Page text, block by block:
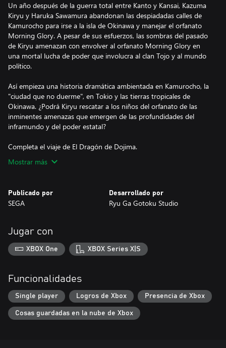
Un año después de la guerra total entre Kanto y Kansai, Kazuma
Kiryu y Haruka Sawamura abandonan las despiadadas calles de
Kamurocho para irse a la isla de Okinawa y manejar el orfanato
Morning Glory. A pesar de sus esfuerzos, las sombras del pasado
de Kiryu amenazan con envolver al orfanato Morning Glory en
una mortal lucha de poder que involucra al clan Tojo y al mundo
político.
Así empieza una historia dramática ambientada en Kamurocho, la
"ciudad que no duerme", en Tokio y las tierras tropicales de
Okinawa. ¿Podrá Kiryu rescatar a los niños del orfanato de las
inminentes amenazas que emergen de las profundidades del
inframundo y del poder estatal?
Completa el viaje de El Dragón de Dojima.
Mostrar más
Publicado por
SEGA
Desarrollado por
Ryu Ga Gotoku Studio
Jugar con
XBOX One XBOX Series X|S
Funcionalidades
Single player Logros de Xbox Presencia de Xbox
Cosas guardadas en la nube de Xbox